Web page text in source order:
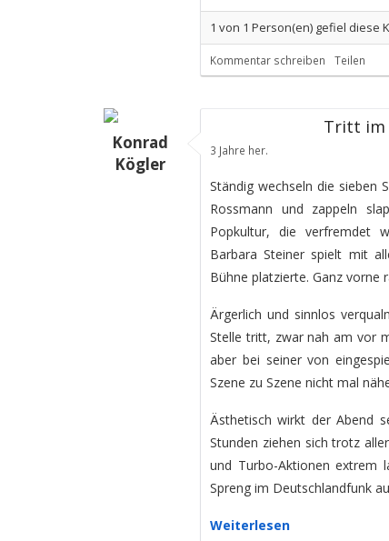
1 von 1 Person(en) gefiel diese
Kommentar schreiben Teilen
Konrad
Kögler
Tritt im
3 Jahre her.
Ständig wechseln die sieben
Rossmann und zappeln
Popkultur, die verfremdet
Barbara Steiner spielt mit
Bühne platzierte. Ganz vorne
Ärgerlich und sinnlos
Stelle tritt, zwar nah am vor
aber bei seiner von
Szene zu Szene nicht mal
Ästhetisch wirkt der Abend
Stunden ziehen sich trotz
und Turbo-Aktionen extrem
Spreng im Deutschlandfunk
Weiterlesen